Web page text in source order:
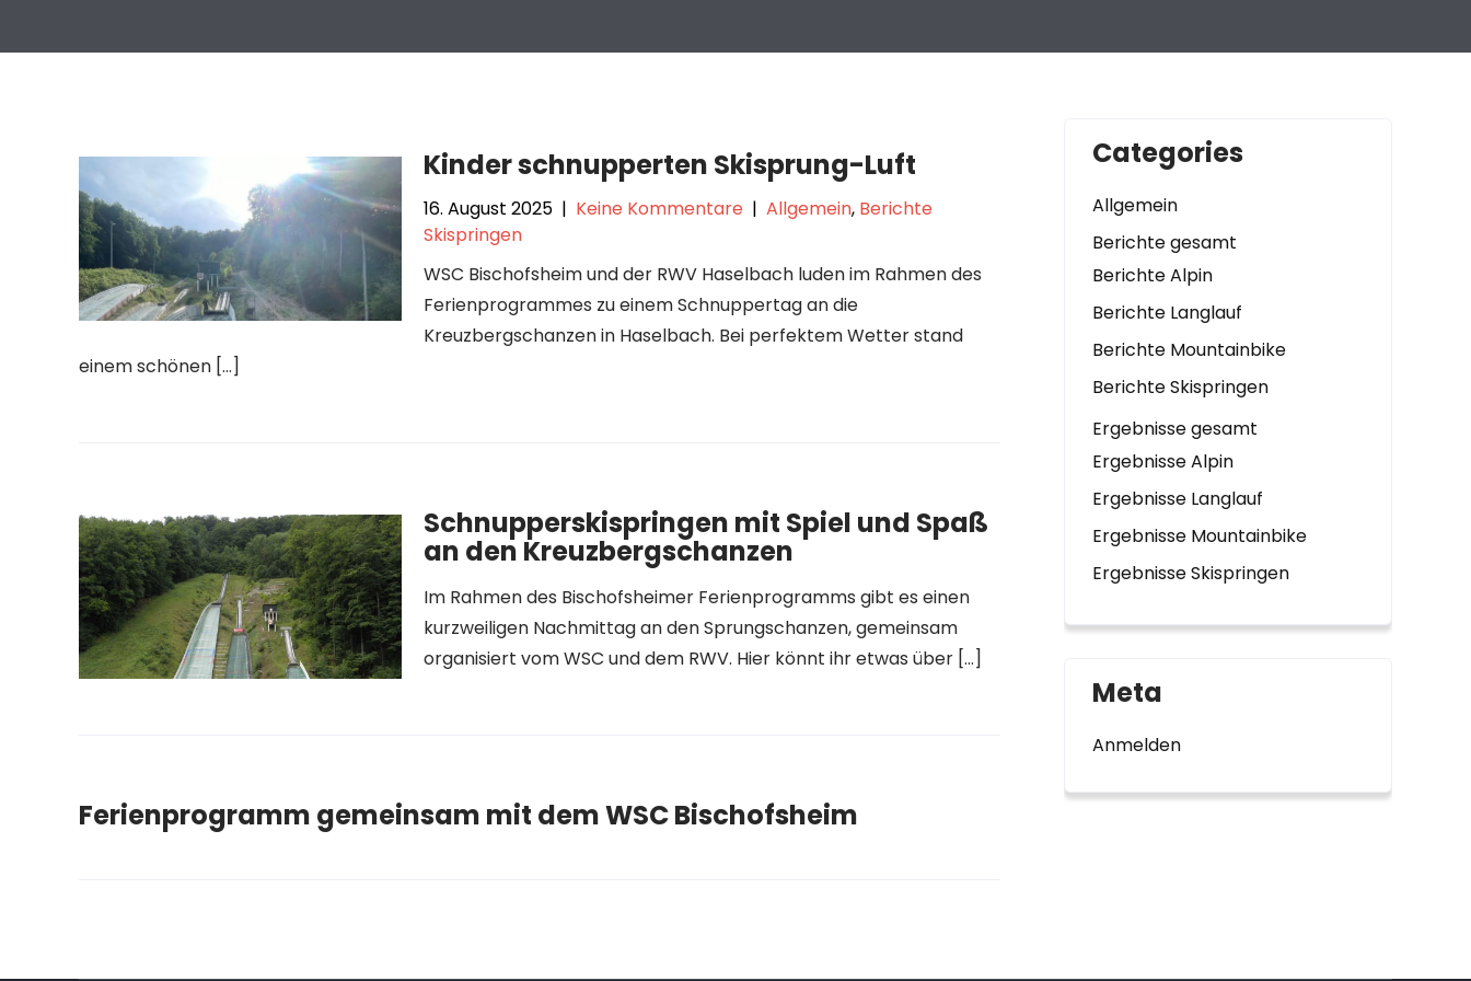
Kinder schnupperten Skisprung-Luft
16. August 2025 | Keine Kommentare | Allgemein, Berichte
Skispringen
WSC Bischofsheim und der RWV Haselbach luden im Rahmen des
Ferienprogrammes zu einem Schnuppertag an die
Kreuzbergschanzen in Haselbach. Bei perfektem Wetter stand
einem schönen […]
Schnupperskispringen mit Spiel und Spaß
an den Kreuzbergschanzen
Im Rahmen des Bischofsheimer Ferienprogramms gibt es einen
kurzweiligen Nachmittag an den Sprungschanzen, gemeinsam
organisiert vom WSC und dem RWV. Hier könnt ihr etwas über […]
Ferienprogramm gemeinsam mit dem WSC Bischofsheim
Categories
Allgemein
Berichte gesamt
Berichte Alpin
Berichte Langlauf
Berichte Mountainbike
Berichte Skispringen
Ergebnisse gesamt
Ergebnisse Alpin
Ergebnisse Langlauf
Ergebnisse Mountainbike
Ergebnisse Skispringen
Meta
Anmelden